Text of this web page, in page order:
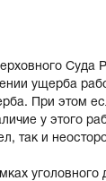
ущерба
При этом
у этого
так и